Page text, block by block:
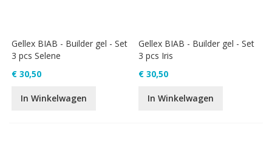
Gellex BIAB - Builder gel - Set
3 pcs Selene
€ 30,50
In Winkelwagen
Gellex BIAB - Builder gel - Set
3 pcs Iris
€ 30,50
In Winkelwagen